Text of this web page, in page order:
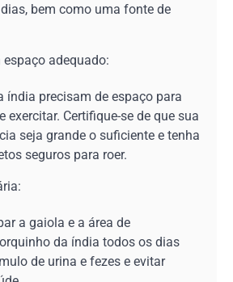
bem como uma fonte de
espaço adequado:
índia precisam de espaço para
exercitar. Certifique-se de que sua
seja grande o suficiente e tenha
seguros para roer.
a gaiola e a área de
da índia todos os dias
de urina e fezes e evitar